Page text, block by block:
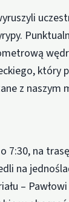
który
z naszym
7:30, na
na
–